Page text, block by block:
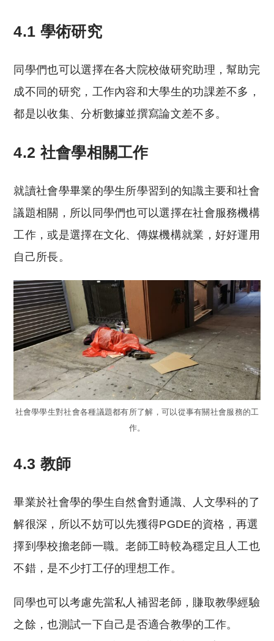
4.1 學術研究
同學們也可以選擇在各大院校做研究助理，幫助完
成不同的研究，工作內容和大學生的功課差不多，
都是以收集、分析數據並撰寫論文差不多。
4.2 社會學相關工作
就讀社會學畢業的學生所學習到的知識主要和社會
議題相關，所以同學們也可以選擇在社會服務機構
工作，或是選擇在文化、傳媒機構就業，好好運用
自己所長。
社會學學生對社會各種議題都有所了解，可以從事有關社會服務的工
作。
4.3 教師
畢業於社會學的學生自然會對通識、人文學科的了
解很深，所以不妨可以先獲得PGDE的資格，再選
擇到學校擔老師一職。老師工時較為穩定且人工也
不錯，是不少打工仔的理想工作。
同學也可以考慮先當私人補習老師，賺取教學經驗
之餘，也測試一下自己是否適合教學的工作。